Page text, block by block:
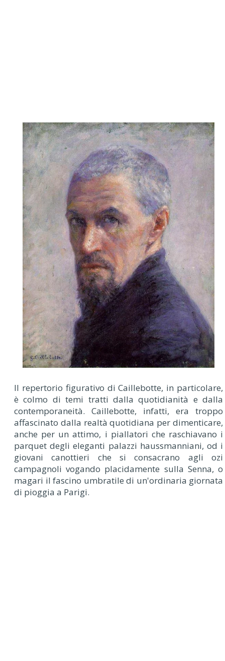
Il repertorio figurativo di Caillebotte, in particolare,
è colmo di temi tratti dalla quotidianità e dalla
contemporaneità. Caillebotte, infatti, era troppo
affascinato dalla realtà quotidiana per dimenticare,
anche per un attimo, i piallatori che raschiavano i
parquet degli eleganti palazzi haussmanniani, od i
giovani canottieri che si consacrano agli ozi
campagnoli vogando placidamente sulla Senna, o
magari il fascino umbratile di un'ordinaria giornata
di pioggia a Parigi.